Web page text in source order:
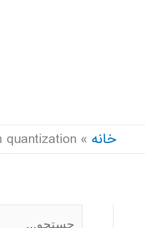
خانه
quantization